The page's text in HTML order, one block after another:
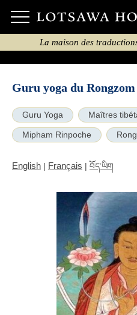
La maison des
Guru yoga du Rongzom
Guru Yoga Maîtres
Mipham Rinpoche
English | Français | བོད་ཡིག